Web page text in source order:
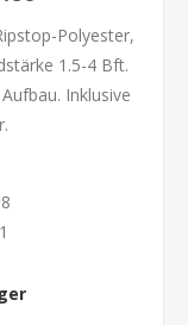
Polyester,
1.5-4 Bft.
Inklusive